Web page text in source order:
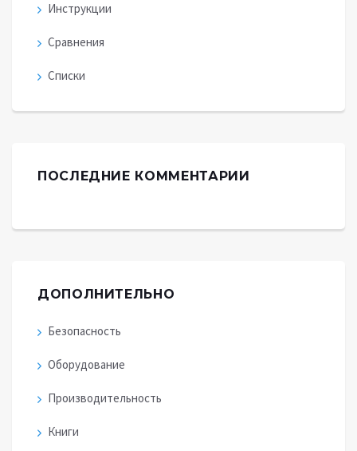
Инструкции
Сравнения
Списки
ПОСЛЕДНИЕ КОММЕНТАРИИ
ДОПОЛНИТЕЛЬНО
Безопасность
Оборудование
Производительность
Книги